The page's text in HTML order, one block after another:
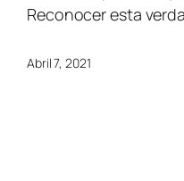
Reconocer esta
Abril 7, 2021